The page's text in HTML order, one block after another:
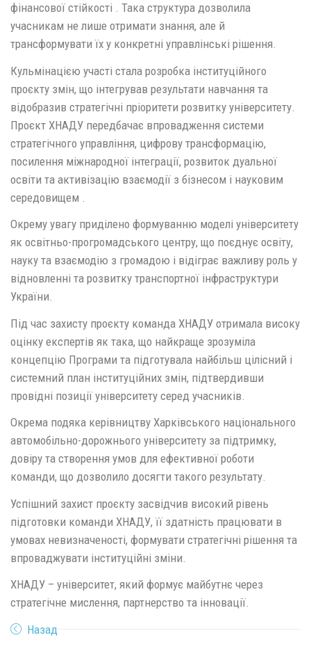
фінансової стійкості . Така структура дозволила
учасникам не лише отримати знання, але й
трансформувати їх у конкретні управлінські рішення.
Кульмінацією участі стала розробка інституційного
проєкту змін, що інтегрував результати навчання та
відобразив стратегічні пріоритети розвитку університету.
Проєкт ХНАДУ передбачає впровадження системи
стратегічного управління, цифрову трансформацію,
посилення міжнародної інтеграції, розвиток дуальної
освіти та активізацію взаємодії з бізнесом і науковим
середовищем .
Окрему увагу приділено формуванню моделі університету
як освітньо-прогромадського центру, що поєднує освіту,
науку та взаємодію з громадою і відіграє важливу роль у
відновленні та розвитку транспортної інфраструктури
України.
Під час захисту проєкту команда ХНАДУ отримала високу
оцінку експертів як така, що найкраще зрозуміла
концепцію Програми та підготувала найбільш цілісний і
системний план інституційних змін, підтвердивши
провідні позиції університету серед учасників.
Окрема подяка керівництву Харківського національного
автомобільно-дорожнього університету за підтримку,
довіру та створення умов для ефективної роботи
команди, що дозволило досягти такого результату.
Успішний захист проєкту засвідчив високий рівень
підготовки команди ХНАДУ, її здатність працювати в
умовах невизначеності, формувати стратегічні рішення та
впроваджувати інституційні зміни.
ХНАДУ – університет, який формує майбутнє через
стратегічне мислення, партнерство та інновації.
Назад